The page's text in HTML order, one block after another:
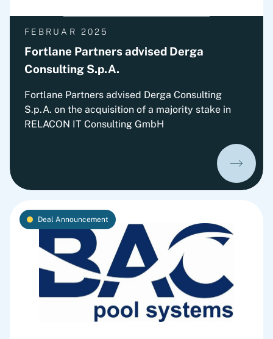
FEBRUAR 2025
Fortlane Partners advised Derga
Consulting S.p.A.
Fortlane Partners advised Derga Consulting
S.p.A. on the acquisition of a majority stake in
RELACON IT Consulting GmbH
Deal Announcement